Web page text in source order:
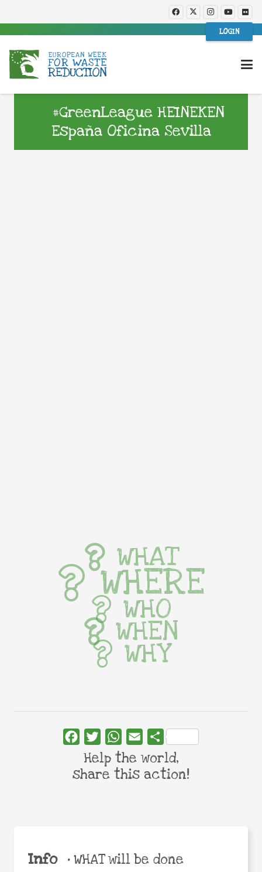
LOGIN
#GreenLeague HEINEKEN
España Oficina Sevilla
Info •WHAT will be done
WHAT
WHERE
WHO
WHEN
WHY
FacebookTwitterWhatsApp
Email Share
Help the world,
share this action!